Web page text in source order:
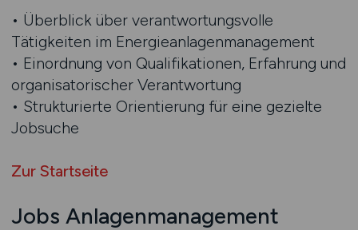
• Überblick über verantwortungsvolle
Tätigkeiten im Energieanlagenmanagement
• Einordnung von Qualifikationen, Erfahrung und
organisatorischer Verantwortung
• Strukturierte Orientierung für eine gezielte
Jobsuche
Zur Startseite
Jobs Anlagenmanagement